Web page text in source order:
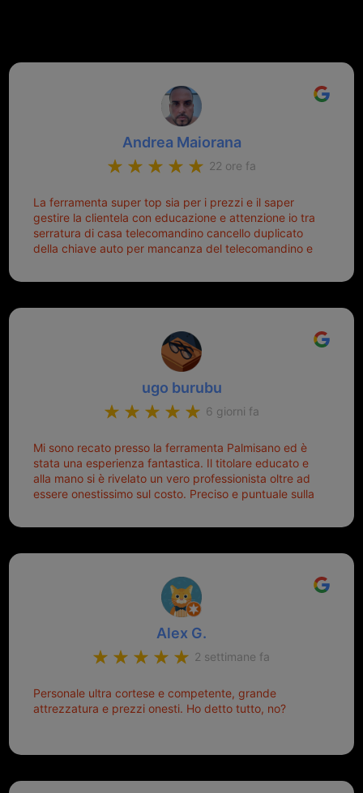
Andrea Maiorana
22 ore fa
La ferramenta super top sia per i prezzi e il saper
gestire la clientela con educazione e attenzione io tra
serratura di casa telecomandino cancello duplicato
della chiave auto per mancanza del telecomandino e
meglio ferramenta de ostia e poi il prorietario il signor
ugo burubu
6 giorni fa
Mi sono recato presso la ferramenta Palmisano ed è
stata una esperienza fantastica. Il titolare educato e
alla mano si è rivelato un vero professionista oltre ad
essere onestissimo sul costo. Preciso e puntuale sulla
Alex G.
2 settimane fa
Personale ultra cortese e competente, grande
attrezzatura e prezzi onesti. Ho detto tutto, no?